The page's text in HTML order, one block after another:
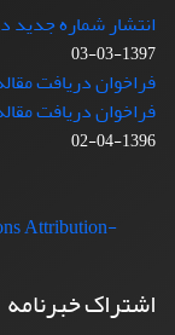
انتشار شماره
1397-03-03
فراخوان دریافت
فراخوان دریافت
1396-04-02
Attribution-
اشتراک خبرنامه